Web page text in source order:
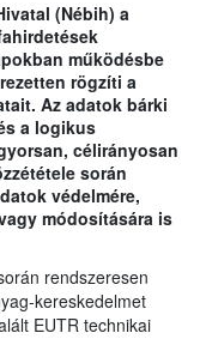
(Nébih) a
működésbe
rögzíti a
Az adatok bárki
a logikus
célirányosan
során
védelmére,
módosítására is
rendszeresen
kereskedelmet
EUTR technikai